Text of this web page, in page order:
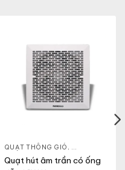
TRẦN,QUẠT GẮN TƯỜNG
QUẠT THÔNG GIÓ , QUẠT ÂM TRẦN
Quạt hút âm trần có ống